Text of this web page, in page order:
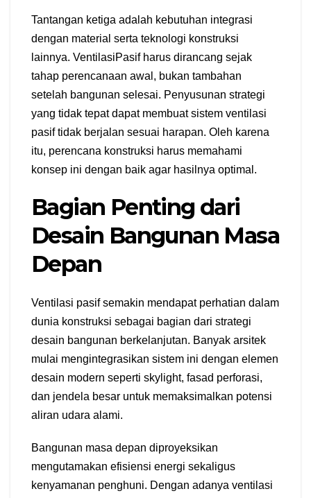
Tantangan ketiga adalah kebutuhan integrasi
dengan material serta teknologi konstruksi
lainnya. VentilasiPasif harus dirancang sejak
tahap perencanaan awal, bukan tambahan
setelah bangunan selesai. Penyusunan strategi
yang tidak tepat dapat membuat sistem ventilasi
pasif tidak berjalan sesuai harapan. Oleh karena
itu, perencana konstruksi harus memahami
konsep ini dengan baik agar hasilnya optimal.
Bagian Penting dari
Desain Bangunan Masa
Depan
Ventilasi pasif semakin mendapat perhatian dalam
dunia konstruksi sebagai bagian dari strategi
desain bangunan berkelanjutan. Banyak arsitek
mulai mengintegrasikan sistem ini dengan elemen
desain modern seperti skylight, fasad perforasi,
dan jendela besar untuk memaksimalkan potensi
aliran udara alami.
Bangunan masa depan diproyeksikan
mengutamakan efisiensi energi sekaligus
kenyamanan penghuni. Dengan adanya ventilasi